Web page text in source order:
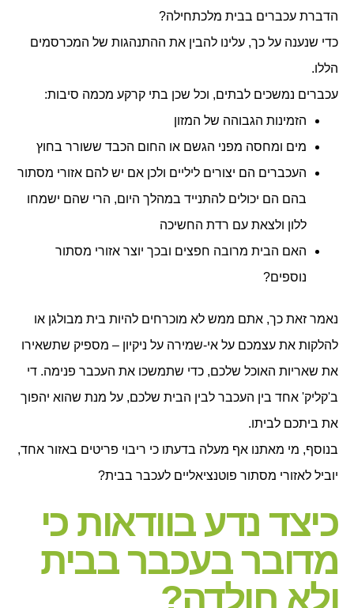
הדברת עכברים בבית מלכתחילה?
כדי שנענה על כך, עלינו להבין את ההתנהגות של המכרסמים
הללו.
עכברים נמשכים לבתים, וכל שכן בתי קרקע מכמה סיבות:
הזמינות הגבוהה של המזון
מים ומחסה מפני הגשם או החום הכבד ששורר בחוץ
העכברים הם יצורים ליליים ולכן אם יש להם אזורי מסתור
בהם הם יכולים להתנייד במהלך היום, הרי שהם ישמחו
ללון ולצאת עם רדת החשיכה
האם הבית מרובה חפצים ובכך יוצר אזורי מסתור
נוספים?
נאמר זאת כך, אתם ממש לא מוכרחים להיות בית מבולגן או
להלקות את עצמכם על אי-שמירה על ניקיון – מספיק שתשאירו
את שאריות האוכל שלכם, כדי שתמשכו את העכבר פנימה. די
ב'קליק' אחד בין העכבר לבין הבית שלכם, על מנת שהוא יהפוך
את ביתכם לביתו.
בנוסף, מי מאתנו אף מעלה בדעתו כי ריבוי פריטים באזור אחד,
יוביל לאזורי מסתור פוטנציאליים לעכבר בבית?
כיצד נדע בוודאות כי
מדובר בעכבר בבית
ולא חולדה?